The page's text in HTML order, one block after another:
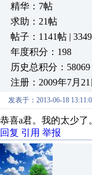
精华：7帖
求助：21帖
帖子：1141帖 |
年度积分：198
历史总积分：58069
注册：2009年7月21
发表于：2013-06-18
恭喜a君。我的太少了
回复 引用 举报